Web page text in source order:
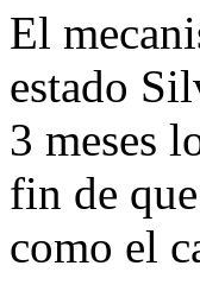
El
estado
3 meses
fin de
como el